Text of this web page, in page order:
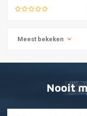
Meest bekeken
Nooit